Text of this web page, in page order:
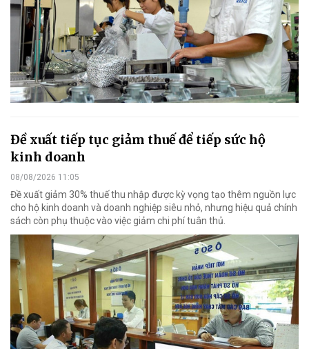
Đề xuất tiếp tục giảm thuế để tiếp sức hộ
kinh doanh
08/08/2026 11:05
Đề xuất giảm 30% thuế thu nhập được kỳ vọng tạo thêm nguồn lực
cho hộ kinh doanh và doanh nghiệp siêu nhỏ, nhưng hiệu quả chính
sách còn phụ thuộc vào việc giảm chi phí tuân thủ.